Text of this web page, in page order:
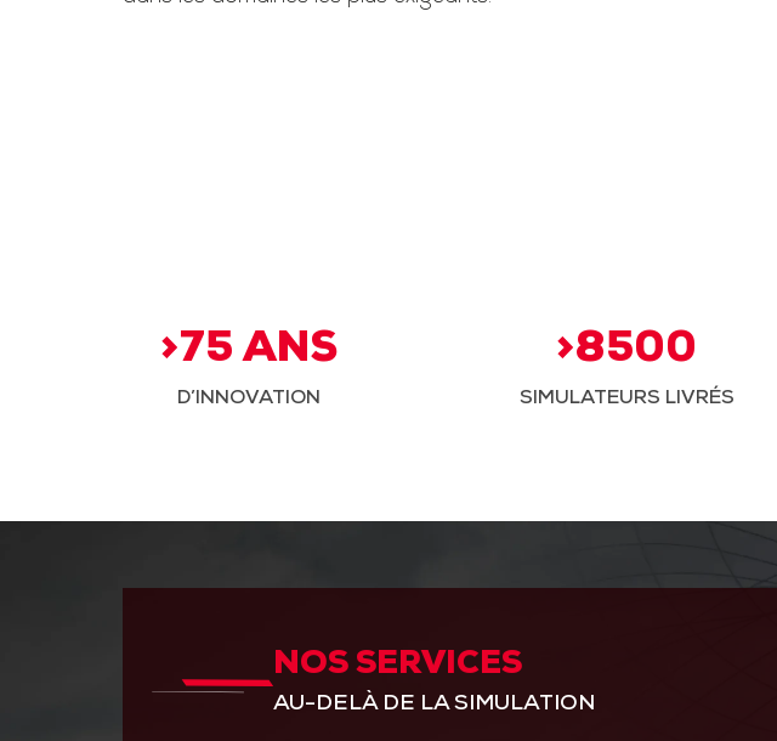
>75 ANS
D’INNOVATION
>8500
SIMULATEURS LIVRÉS
NOS SERVICES
AU-DELÀ DE LA SIMULATION
ANTICIPER PAR L’INNOVATION
GDI Simulation place l’innovation au cœur de sa R&D